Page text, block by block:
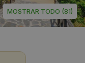
MOSTRAR TODO (81)